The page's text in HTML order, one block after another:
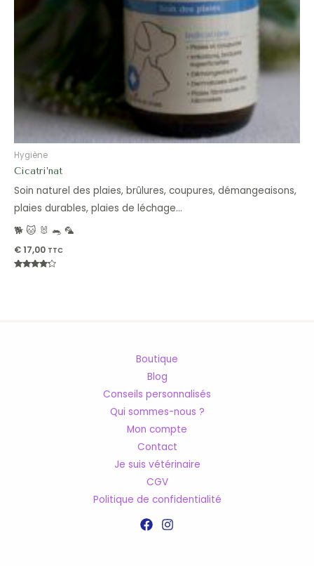
Hygiène
Cicatri’nat
Soin naturel des plaies, brûlures, coupures, démangeaisons,
plaies durables, plaies de léchage…
🐕 🐱 🐰 🐀 🦜
€17,00 TTC
Boutique
Blog
Conseils personnalisés
Qui sommes-nous ?
Mon compte
Contact
Je suis vétérinaire
CGV
Politique de confidentialité